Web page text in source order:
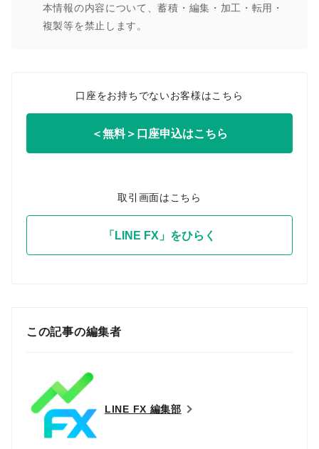
本情報の内容について、蓄積・編集・加工・転用・
複製等を禁止します。
口座をお持ちでないお客様はこちら
＜無料＞口座申込はこちら
取引画面はこちら
「LINE FX」をひらく
この記事の編集者
LINE FX 編集部